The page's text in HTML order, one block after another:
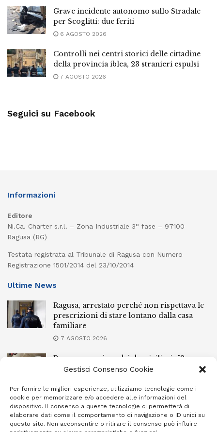
Gestisci Consenso Cookie
Per fornire le migliori esperienze, utilizziamo tecnologie come i
cookie per memorizzare e/o accedere alle informazioni del
dispositivo. Il consenso a queste tecnologie ci permetterà di
elaborare dati come il comportamento di navigazione o ID unici su
questo sito. Non acconsentire o ritirare il consenso può influire
Grave incidente autonomo sullo Stradale
per Scoglitti: due feriti
6 AGOSTO 2026
Controlli nei centri storici delle cittadine
della provincia iblea, 23 stranieri espulsi
7 AGOSTO 2026
Seguici su Facebook
Informazioni
Editore
Ni.Ca. Charter s.r.l. – Zona Industriale 3° fase – 97100
Ragusa (RG)
Testata registrata al Tribunale di Ragusa con Numero
Registrazione 1501/2014 del 23/10/2014
Ultime News
Ragusa, arrestato perché non rispettava le
prescrizioni di stare lontano dalla casa
familiare
7 AGOSTO 2026
Ragusa, spacciava dai domiciliari: 52enne
finisce in carcere
Incendi a Modica, torna in libertà il
marocchino di 23 anni
7 AGOSTO 2026